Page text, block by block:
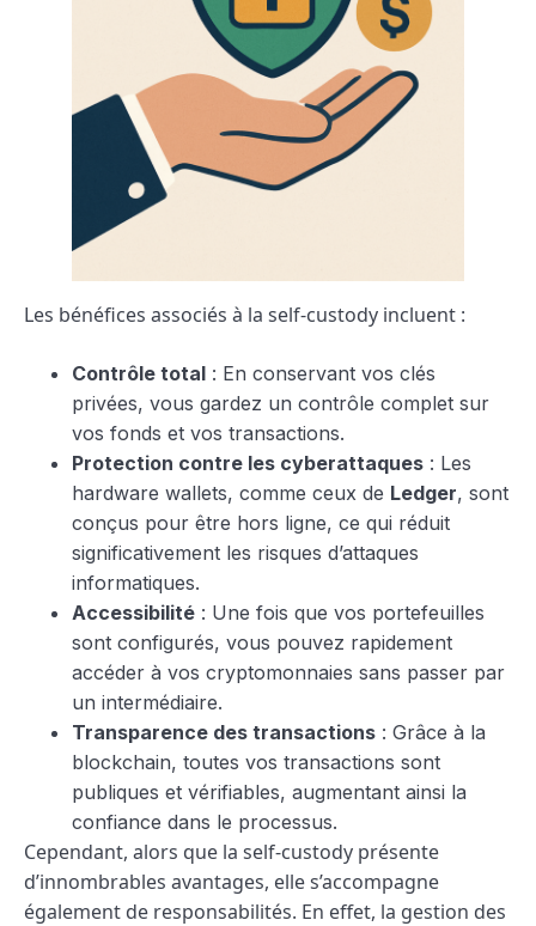
Les bénéfices associés à la self-custody incluent :
Contrôle total : En conservant vos clés
privées, vous gardez un contrôle complet sur
vos fonds et vos transactions.
Protection contre les cyberattaques : Les
hardware wallets, comme ceux de Ledger, sont
conçus pour être hors ligne, ce qui réduit
significativement les risques d’attaques
informatiques.
Accessibilité : Une fois que vos portefeuilles
sont configurés, vous pouvez rapidement
accéder à vos cryptomonnaies sans passer par
un intermédiaire.
Transparence des transactions : Grâce à la
blockchain, toutes vos transactions sont
publiques et vérifiables, augmentant ainsi la
confiance dans le processus.
Cependant, alors que la self-custody présente
d’innombrables avantages, elle s’accompagne
également de responsabilités. En effet, la gestion des